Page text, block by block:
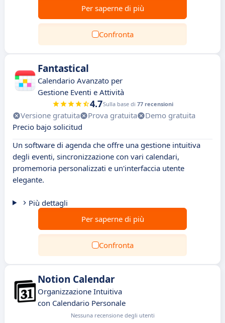
Per saperne di più
Confronta
Fantastical
Calendario Avanzato per
Gestione Eventi e Attività
4.7Sulla base di 77 recensioni
Versione gratuita Prova gratuita
Demo gratuita
Precio bajo solicitud
Un software di agenda che offre una gestione intuitiva
degli eventi, sincronizzazione con vari calendari,
promemoria personalizzati e un'interfaccia utente
elegante.
Più dettagli
Per saperne di più
Confronta
Notion Calendar
Organizzazione Intuitiva
con Calendario Personale
Nessuna recensione degli utenti